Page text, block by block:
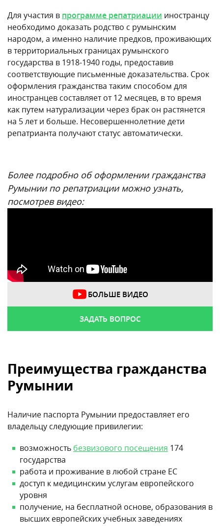
Для участия в программе репатриации иностранцу
необходимо доказать родство с румынским
народом, а именно наличие предков, проживающих
в территориальных границах румынского
государства в 1918-1940 годы, предоставив
соответствующие письменные доказательства. Срок
оформления гражданства таким способом для
иностранцев составляет от 12 месяцев, в то время
как путем натурализации через брак он растянется
на 5 лет и больше. Несовершеннолетние дети
репатрианта получают статус автоматически.
Более подробно об оформлении гражданства
Румынии по репатриации можно узнать,
посмотрев видео:
БОЛЬШЕ ВИДЕО
ЗАДАТЬ ВОПРОС
Преимущества гражданства
Румынии
Наличие паспорта Румынии предоставляет его
владельцу следующие привилегии:
возможность безвизового посещения 174
государства
работа и проживание в любой стране ЕС
доступ к медицинским услугам европейского
уровня
получение, на бесплатной основе, образования в
высших европейских учебных заведениях